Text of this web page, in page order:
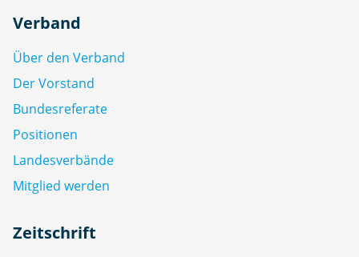
Verband
Über den Verband
Der Vorstand
Bundesreferate
Positionen
Landesverbände
Mitglied werden
Zeitschrift